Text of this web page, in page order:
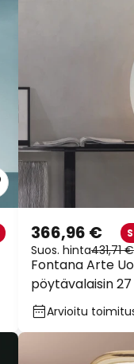
Fontana Arte
pöytävalaisin
366,96 €
Suos. hinta431,71 €
Arvioitu